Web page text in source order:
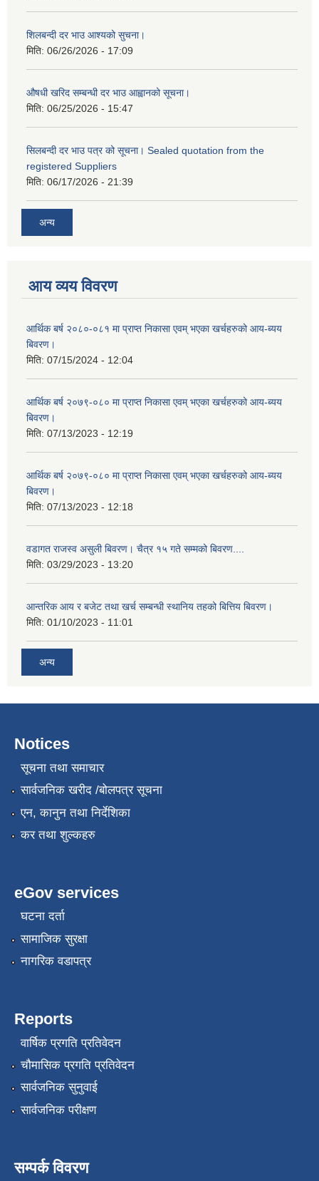
शिलबन्दी दर भाउ आश्यको सुचना।
मिति: 06/26/2026 - 17:09
औषधी खरिद सम्बन्धी दर भाउ आह्वानको सूचना।
मिति: 06/25/2026 - 15:47
सिलबन्दी दर भाउ पत्र को सूचना। Sealed quotation from the
registered Suppliers
मिति: 06/17/2026 - 21:39
अन्य
आय व्यय विवरण
आर्थिक बर्ष २०८०-०८१ मा प्राप्त निकासा एवम् भएका खर्चहरुको आय-ब्यय
बिवरण।
मिति: 07/15/2024 - 12:04
आर्थिक बर्ष २०७९-०८० मा प्राप्त निकासा एवम् भएका खर्चहरुको आय-ब्यय
बिवरण।
मिति: 07/13/2023 - 12:19
आर्थिक बर्ष २०७९-०८० मा प्राप्त निकासा एवम् भएका खर्चहरुको आय-ब्यय
बिवरण।
मिति: 07/13/2023 - 12:18
वडागत राजस्व असुली बिवरण। चैत्र १५ गते सम्मको बिवरण....
मिति: 03/29/2023 - 13:20
आन्तरिक आय र बजेट तथा खर्च सम्बन्धी स्थानिय तहको बित्तिय बिवरण।
मिति: 01/10/2023 - 11:01
अन्य
Notices
सूचना तथा समाचार
सार्वजनिक खरीद /बोलपत्र सूचना
एन, कानुन तथा निर्देशिका
कर तथा शुल्कहरु
eGov services
घटना दर्ता
सामाजिक सुरक्षा
नागरिक वडापत्र
Reports
वार्षिक प्रगति प्रतिवेदन
चौमासिक प्रगति प्रतिवेदन
सार्वजनिक सुनुवाई
सार्वजनिक परीक्षण
सम्पर्क विवरण